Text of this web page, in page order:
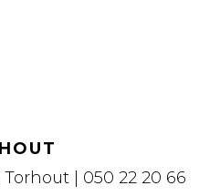
Torhout | 050 22 20 66